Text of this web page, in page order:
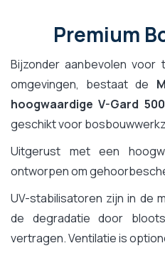
Premium
Bijzonder aanbevolen voor
omgevingen, bestaat de
hoogwaardige V-Gard
geschikt voor
Uitgerust met een
ontworpen om
UV-stabilisatoren zijn in de
de degradatie door
vertragen. Ventilatie is